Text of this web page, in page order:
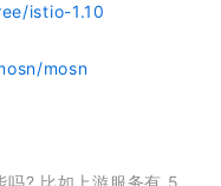
istio-1.10
mosn
吗? 比如上游服务有 5